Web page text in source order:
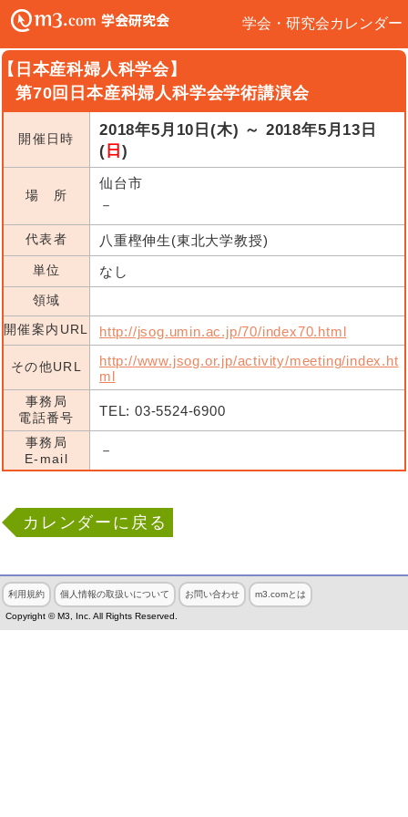
学会・研究会カレンダー
日本産科婦人科学会】
第70回日本産科婦人科学会学術講演会
開催日時
2018年5月10日(木) ～ 2018年5月13日
( 日 )
場 所
仙台市
－
代表者 八重樫伸生(東北大学教授)
単位 なし
領域
開催案内URL
http://jsog.umin.ac.jp/70/index70.html
その他URL
http://www.jsog.or.jp/activity/meeting/index.ht
ml
事務局
電話番号
TEL: 03-5524-6900
事務局
E-mail
－
カレンダーに戻る
利用規約 個人情報の取扱いについて お問い合わせ m3.comとは
Copyright © M3, Inc. All Rights Reserved.